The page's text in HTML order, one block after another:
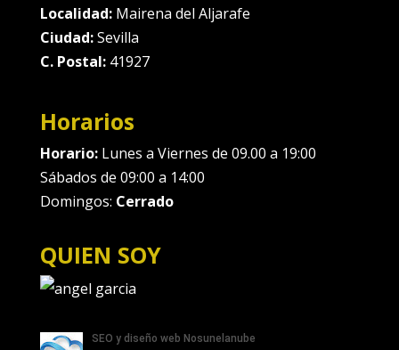
Localidad:Mairena del Aljarafe
Ciudad:Sevilla
C. Postal:41927
Horarios
Horario:Lunes a Viernes de 09.00 a 19:00
Sábados de 09:00 a 14:00
Domingos: Cerrado
QUIEN SOY